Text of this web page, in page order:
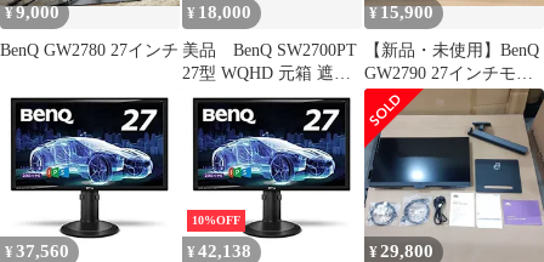
¥9,000
BenQ GW2780 27インチ
¥ 18,000
美品 BenQ SW2700PT
27型 WQHD 元箱 遮光
フード付
¥15,900
【新品・未使用】BenQ
GW2790 27インチモニ
ター
¥ 37,560
10%OFF
¥ 42,138 ¥29,800